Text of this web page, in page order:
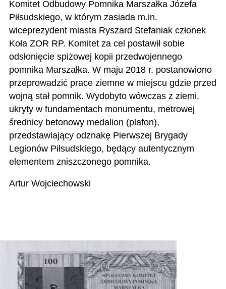
Komitet Odbudowy Pomnika Marszałka Józefa
Piłsudskiego, w którym zasiada m.in.
wiceprezydent miasta Ryszard Stefaniak członek
Koła ZOR RP. Komitet za cel postawił sobie
odsłonięcie spiżowej kopii przedwojennego
pomnika Marszałka. W maju 2018 r. postanowiono
przeprowadzić prace ziemne w miejscu gdzie przed
wojną stał pomnik. Wydobyto wówczas z ziemi,
ukryty w fundamentach monumentu, metrowej
średnicy betonowy medalion (plafon),
przedstawiający odznakę Pierwszej Brygady
Legionów Piłsudskiego, będący autentycznym
elementem zniszczonego pomnika.
Artur Wojciechowski